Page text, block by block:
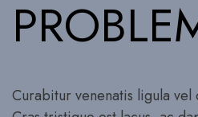
Curabitur venenatis ligula